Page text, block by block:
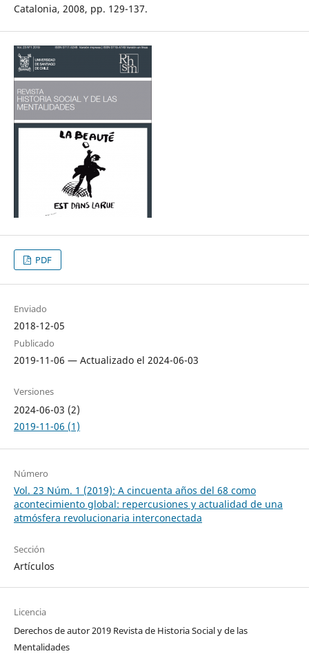
Catalonia, 2008, pp. 129-137.
PDF
Enviado
2018-12-05
Publicado
2019-11-06 — Actualizado el 2024-06-03
Versiones
2024-06-03 (2)
2019-11-06 (1)
Número
Vol. 23 Núm. 1 (2019): A cincuenta años del 68 como
acontecimiento global: repercusiones y actualidad de una
atmósfera revolucionaria interconectada
Sección
Artículos
Licencia
Derechos de autor 2019 Revista de Historia Social y de las
Mentalidades